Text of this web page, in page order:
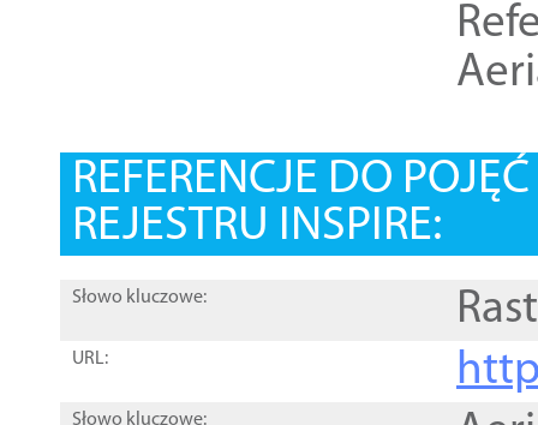
REFERENCJE DO
REJESTRU INSPIRE:
Słowo kluczowe:
URL:
Słowo kluczowe: